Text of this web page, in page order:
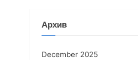
Архив
December 2025